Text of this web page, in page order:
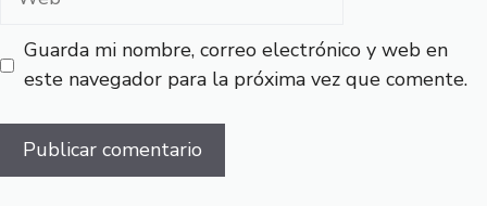
Guarda mi nombre, correo electrónico y web en
este navegador para la próxima vez que comente.